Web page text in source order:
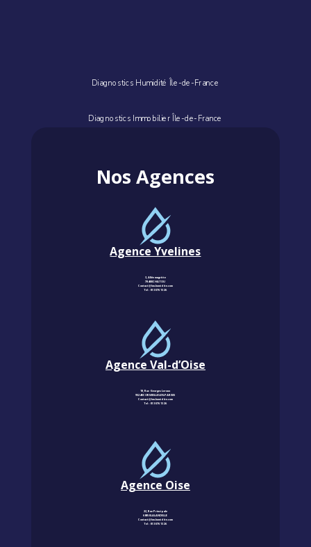
Diagnostics Humidité Île-de-France
Diagnostics Immobilier Île-de-France
Nos Agences
Agence Yvelines
3, Allée magritte
78400 CHATOU
Contact@km-humidite.com
Tel : 01 30 76 13 26
Agence Val-d’Oise
18, Rue Georges Leroux
95240 CORMEILLES-EN-PARISIS
Contact@km-humidite.com
Tel : 01 30 76 13 26
Agence Oise
22, Rue Principale
60850 LALANDELLE
Contact@km-humidite.com
Tel : 01 30 76 13 26